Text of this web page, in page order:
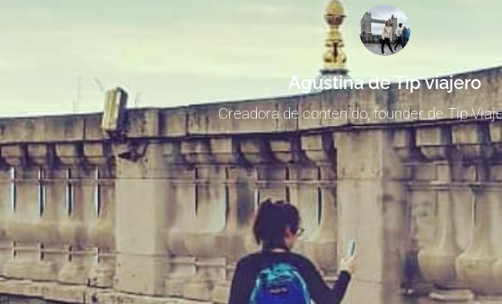
Agustina de Tip viajero
Creadora de contenido, founder de Tip